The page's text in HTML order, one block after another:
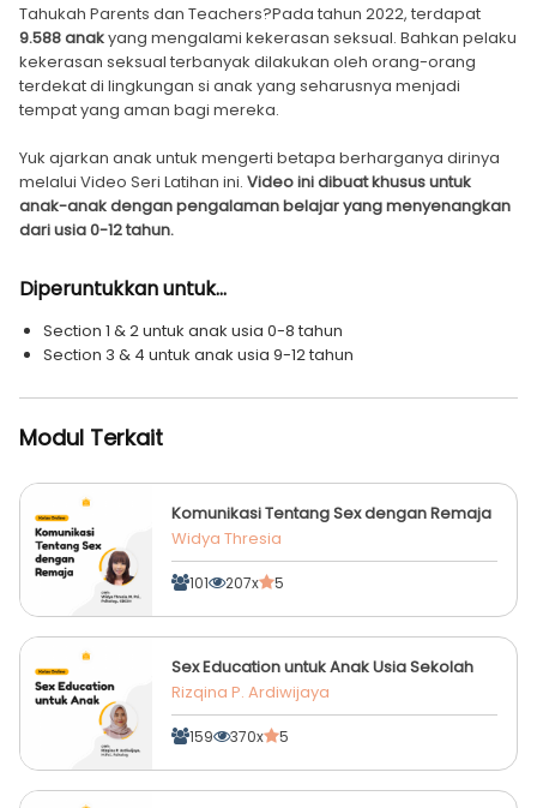
Tahukah Parents dan Teachers?Pada tahun 2022, terdapat
9.588 anakyang mengalami kekerasan seksual. Bahkan pelaku
kekerasan seksual terbanyak dilakukan oleh orang-orang
terdekat di lingkungan si anak yang seharusnya menjadi
tempat yang aman bagi mereka.
Yuk ajarkan anak untuk mengerti betapa berharganya dirinya
melalui Video Seri Latihan ini. Video ini dibuat khusus untuk
anak-anak dengan pengalaman belajar yang menyenangkan
dari usia 0-12 tahun.
Diperuntukkan untuk...
Section 1 & 2 untuk anak usia 0-8 tahun
Section 3 & 4 untuk anak usia 9-12 tahun
Modul Terkait
Komunikasi Tentang Sex dengan Remaja
Widya Thresia
101 207x 5
Sex Education untuk Anak Usia Sekolah
Rizqina P. Ardiwijaya
159 370x 5